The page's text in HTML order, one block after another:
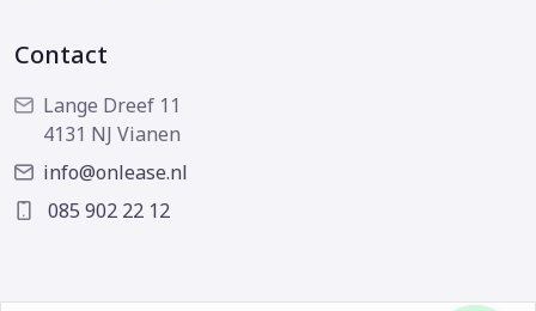
Contact
Lange Dreef 11
4131 NJ Vianen
info@onlease.nl
085 902 22 12